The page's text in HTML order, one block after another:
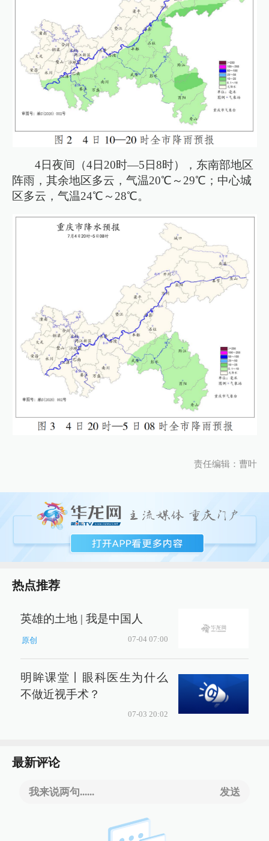
4日夜间（4日20时—5日8时），东南部地区
阵雨，其余地区多云，气温20℃～29℃；中心城
区多云，气温24℃～28℃。
责任编辑：曹叶
热点推荐
英雄的土地 | 我是中国人
原创 07-04 07:00
明眸课堂丨眼科医生为什么
不做近视手术？
07-03 20:02
最新评论
我来说两句...... 发送